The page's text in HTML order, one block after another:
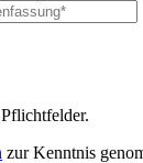
zur Kenntnis